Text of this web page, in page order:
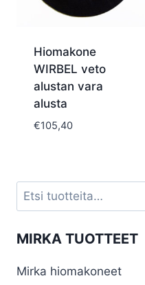
Hiomakone
WIRBEL veto
alustan vara
alusta
€105,40
Etsi:
MIRKA TUOTTEET
Mirka hiomakoneet